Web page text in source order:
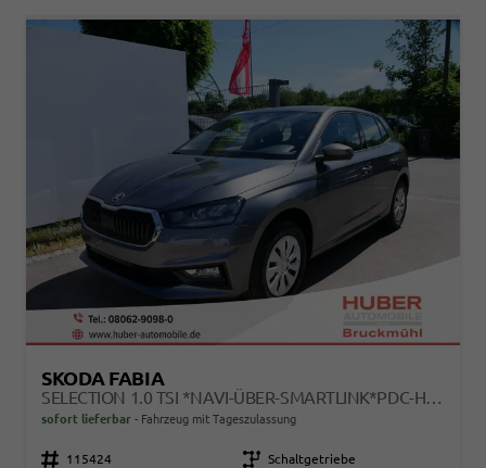
SKODA FABIA
SELECTION 1.0 TSI *NAVI-ÜBER-SMARTLINK*PDC-HI*LED*SHZ*KLIMA*RADIO
sofort lieferbar Fahrzeug mit Tageszulassung
Fahrzeugnr. 115424 Getriebe Schaltgetriebe